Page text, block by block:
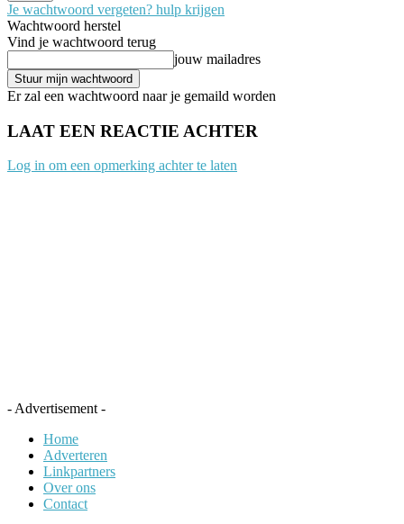
Je wachtwoord vergeten? hulp krijgen
Wachtwoord herstel
Vind je wachtwoord terug
jouw mailadres
Er zal een wachtwoord naar je gemaild worden
LAAT EEN REACTIE ACHTER
Log in om een opmerking achter te laten
- Advertisement -
Home
Adverteren
Linkpartners
Over ons
Contact